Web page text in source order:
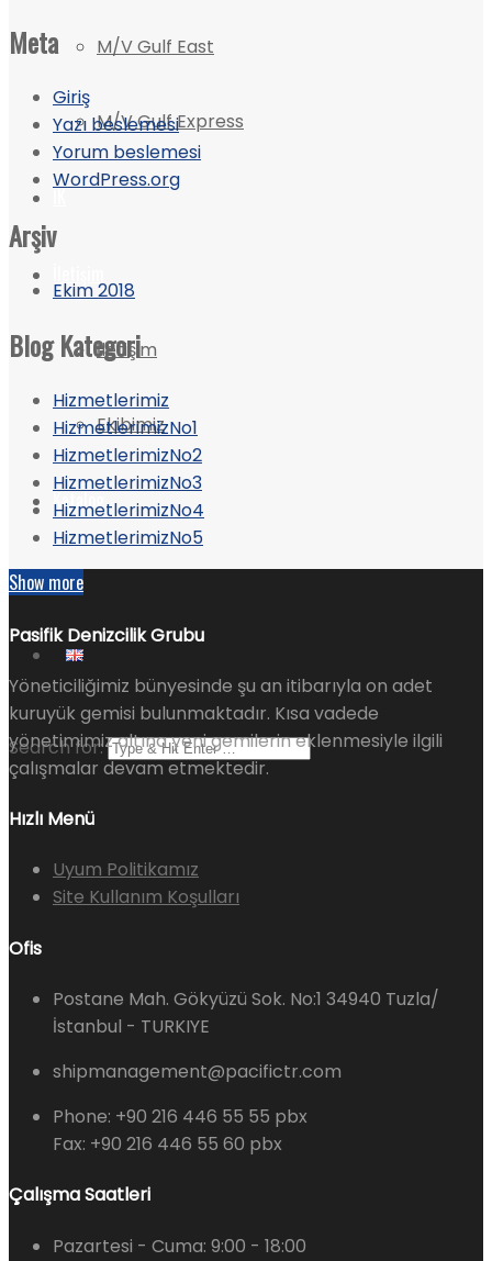
M/V Gulf East
M/V Gulf Express
İK
İletişim
Ekibimiz
Katalog
Search for:
Meta
Giriş
Yazı beslemesi
Yorum beslemesi
WordPress.org
Arşiv
Ekim 2018
Blog Kategori
Hizmetlerimiz
HizmetlerimizNo1
HizmetlerimizNo2
HizmetlerimizNo3
HizmetlerimizNo4
HizmetlerimizNo5
Show more
Pasifik Denizcilik Grubu
Yöneticiliğimiz bünyesinde şu an itibarıyla on adet
kuruyük gemisi bulunmaktadır. Kısa vadede
yönetimimiz altına yeni gemilerin eklenmesiyle ilgili
çalışmalar devam etmektedir.
Hızlı Menü
Uyum Politikamız
Site Kullanım Koşulları
Ofis
Postane Mah. Gökyüzü Sok. No:1 34940 Tuzla/
İstanbul - TURKIYE
shipmanagement@pacifictr.com
Phone: +90 216 446 55 55 pbx
Fax: +90 216 446 55 60 pbx
Çalışma Saatleri
Pazartesi - Cuma: 9:00 - 18:00